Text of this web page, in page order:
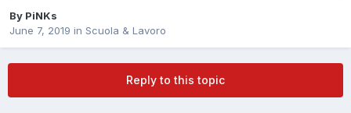
By PiNKs
June 7, 2019 in Scuola & Lavoro
Reply to this topic